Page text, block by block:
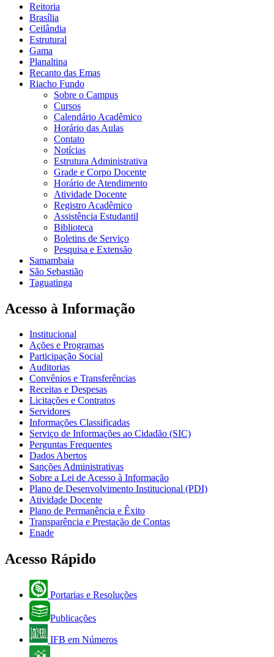
Reitoria
Brasília
Ceilândia
Estrutural
Gama
Planaltina
Recanto das Emas
Riacho Fundo
Sobre o Campus
Cursos
Calendário Acadêmico
Horário das Aulas
Contato
Notícias
Estrutura Administrativa
Grade e Corpo Docente
Horário de Atendimento
Atividade Docente
Registro Acadêmico
Assistência Estudantil
Biblioteca
Boletins de Serviço
Pesquisa e Extensão
Samambaia
São Sebastião
Taguatinga
Acesso à Informação
Institucional
Ações e Programas
Participação Social
Auditorias
Convênios e Transferências
Receitas e Despesas
Licitações e Contratos
Servidores
Informações Classificadas
Serviço de Informações ao Cidadão (SIC)
Perguntas Frequentes
Dados Abertos
Sanções Administrativas
Sobre a Lei de Acesso à Informação
Plano de Desenvolvimento Institucional (PDI)
Atividade Docente
Plano de Permanência e Êxito
Transparência e Prestação de Contas
Enade
Acesso Rápido
Portarias e Resoluções
Publicações
IFB em Números